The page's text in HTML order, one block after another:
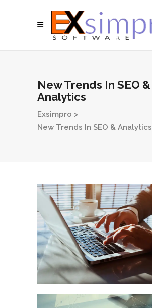
New Trends In SEO &
Analytics
Exsimpro >
New Trends In SEO & Analytics